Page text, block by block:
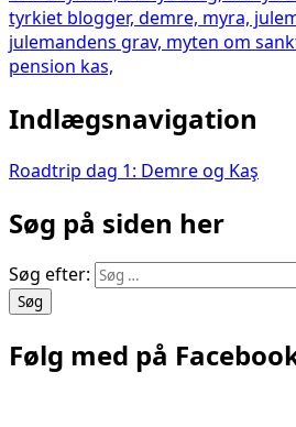
Indlægsnavigation
Roadtrip dag 1: Demre og Kaş
Søg på siden her
Søg efter:
Følg med på